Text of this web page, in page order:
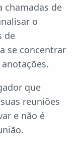
chamadas de
o
de
se concentrar
que
reuniões
e não é